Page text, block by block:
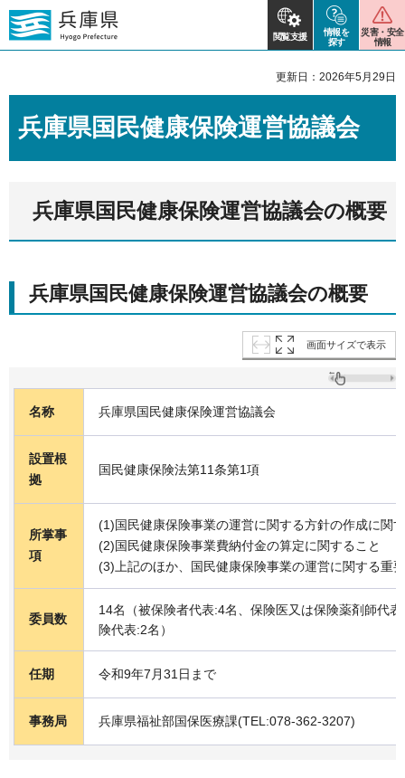
閲覧支援
情報を
探す
災害・安全
情報
更新日：2026年5月29日
兵庫県国民健康保険運営協議会
兵庫県国民健康保険運営協議会の概要
兵庫県国民健康保険運営協議会の概要
画面サイズで表示
名称 兵庫県国民健康保険運営協議会
設置根
拠
国民健康保険法第11条第1項
所掌事
項
(1)国民健康保険事業の運営に関する方針の作成に関
(2)国民健康保険事業費納付金の算定に関すること
(3)上記のほか、国民健康保険事業の運営に関する重
委員数
14名（被保険者代表:4名、保険医又は保険薬剤師代
険代表:2名）
任期 令和9年7月31日まで
事務局 兵庫県福祉部国保医療課(TEL:078-362-3207)